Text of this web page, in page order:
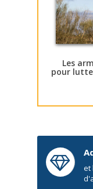
Les
pour
et